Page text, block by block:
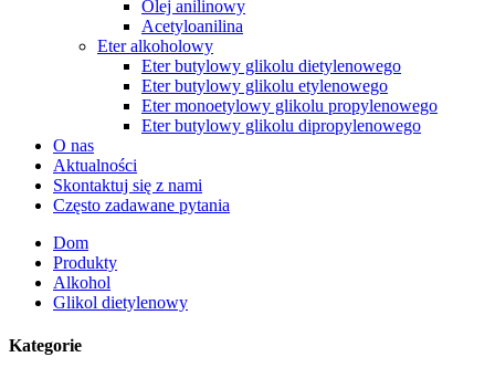
Olej anilinowy
Acetyloanilina
Eter alkoholowy
Eter butylowy glikolu dietylenowego
Eter butylowy glikolu etylenowego
Eter monoetylowy glikolu propylenowego
Eter butylowy glikolu dipropylenowego
O nas
Aktualności
Skontaktuj się z nami
Często zadawane pytania
Dom
Produkty
Alkohol
Glikol dietylenowy
Kategorie